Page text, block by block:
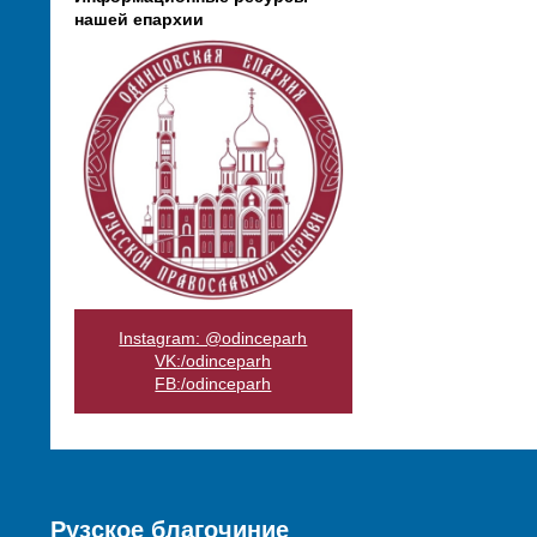
нашей епархии
Instagram: @odinceparh
VK:/odinceparh
FB:/odinceparh
Рузское благочиние